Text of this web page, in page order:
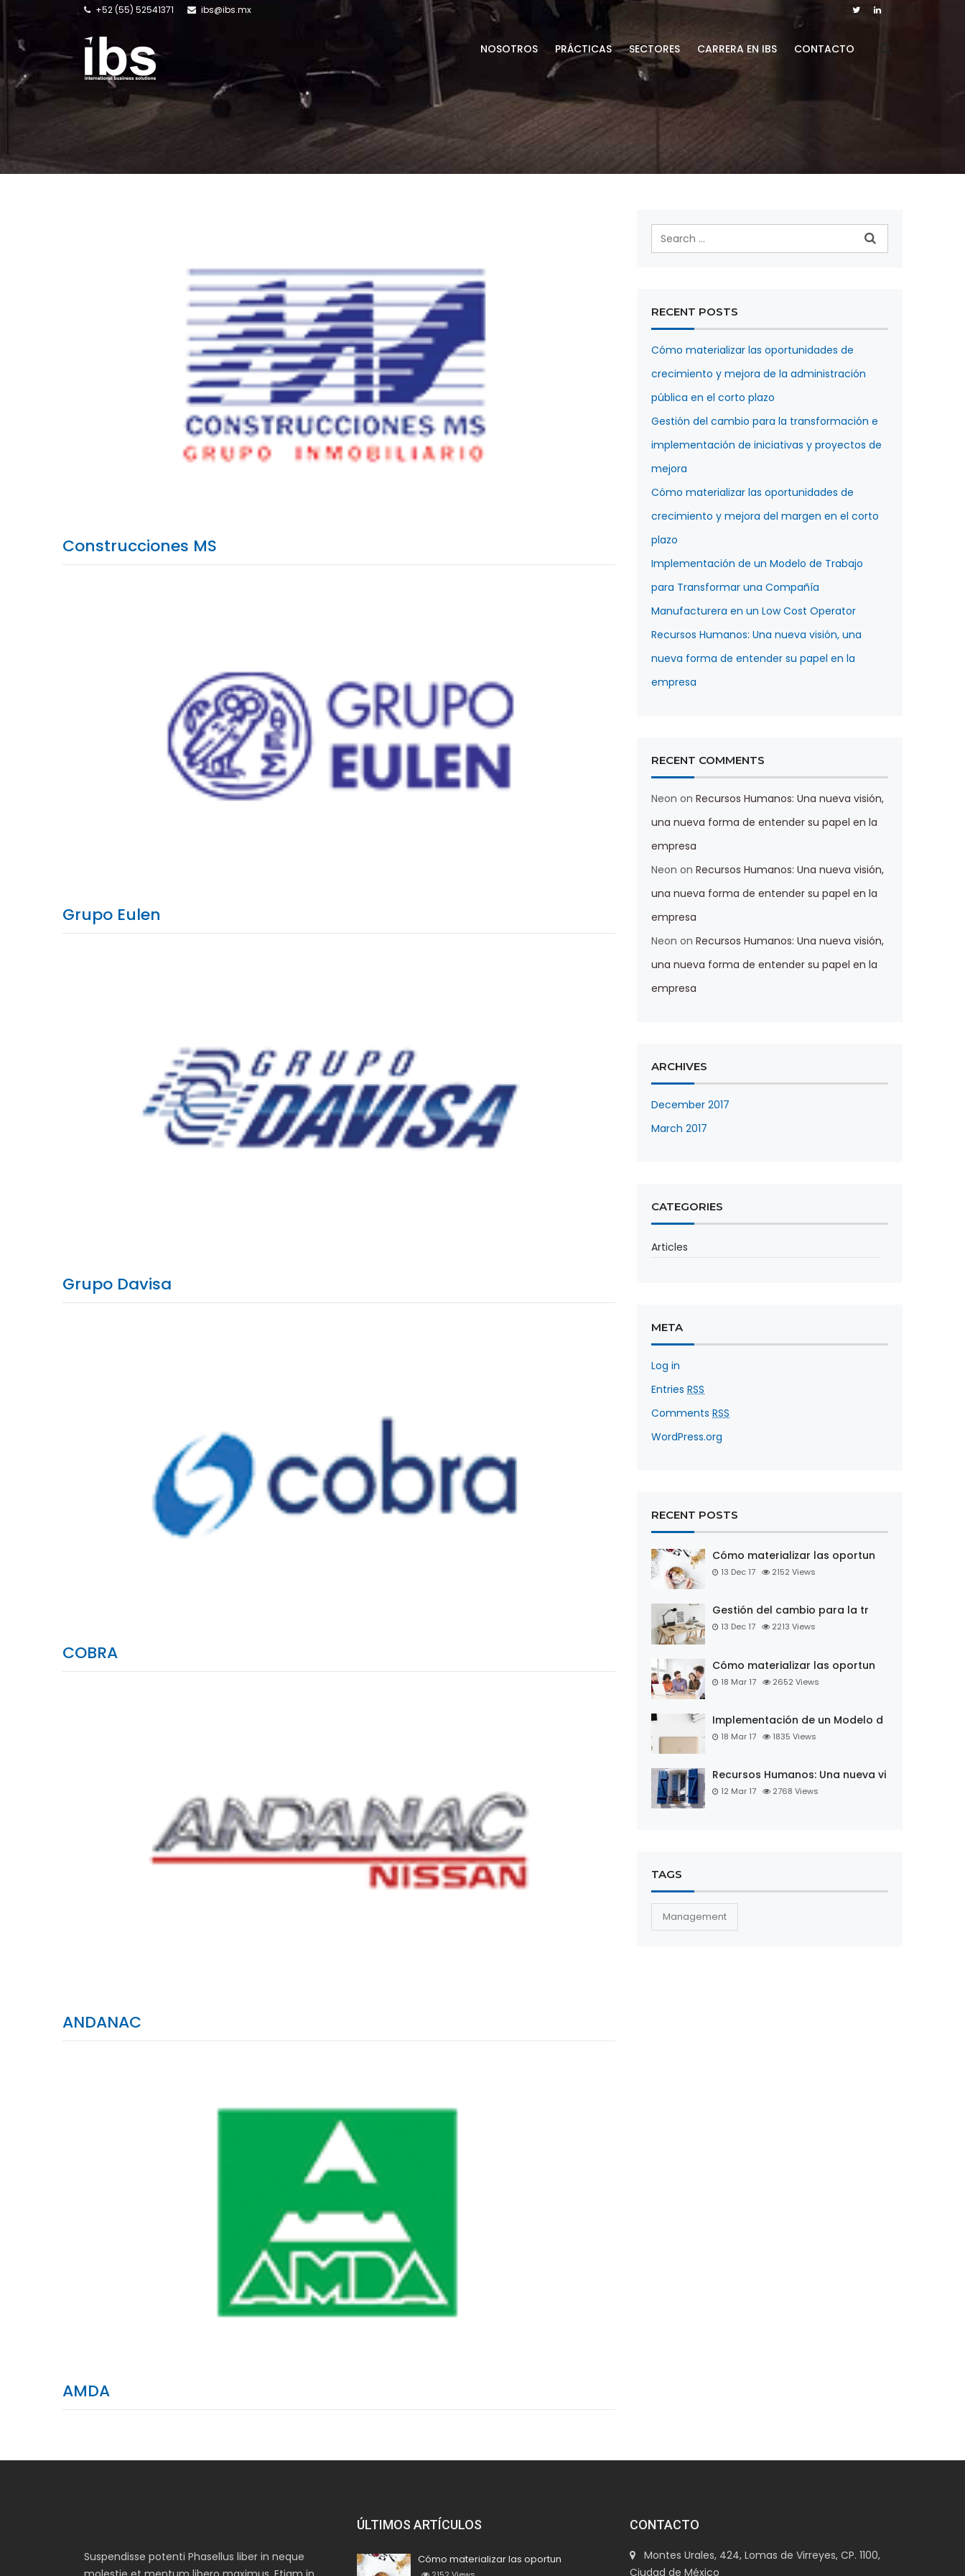
+52 (55) 52541371 ibs@ibs.mx
NOSOTROS PRÁCTICAS SECTORES CARRERA EN IBS CONTACTO
Construcciones MS
Grupo Eulen
Grupo Davisa
COBRA
ANDANAC
AMDA
RECENT POSTS
Cómo materializar las oportunidades de
crecimiento y mejora de la administración
pública en el corto plazo
Gestión del cambio para la transformación e
implementación de iniciativas y proyectos de
mejora
Cómo materializar las oportunidades de
crecimiento y mejora del margen en el corto
plazo
Implementación de un Modelo de Trabajo
para Transformar una Compañía
Manufacturera en un Low Cost Operator
Recursos Humanos: Una nueva visión, una
nueva forma de entender su papel en la
empresa
RECENT COMMENTS
Neon on Recursos Humanos: Una nueva visión,
una nueva forma de entender su papel en la
empresa
Neon on Recursos Humanos: Una nueva visión,
una nueva forma de entender su papel en la
empresa
Neon on Recursos Humanos: Una nueva visión,
una nueva forma de entender su papel en la
empresa
ARCHIVES
December 2017
March 2017
CATEGORIES
Articles
META
Log in
Entries RSS
Comments RSS
WordPress.org
RECENT POSTS
Cómo materializar las oportun
13 Dec 17 2152 Views
Gestión del cambio para la tr
13 Dec 17 2213 Views
Cómo materializar las oportun
18 Mar 17 2652 Views
Implementación de un Modelo d
18 Mar 17 1835 Views
Recursos Humanos: Una nueva vi
12 Mar 17 2768 Views
TAGS
Management
Suspendisse potenti Phasellus liber in neque
ÚLTIMOS ARTÍCULOS
Cómo materializar las oportun
CONTACTO
Montes Urales, 424, Lomas de Virreyes, CP. 1100,
Ciudad de México